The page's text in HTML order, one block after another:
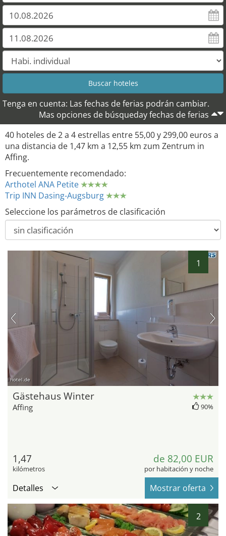
Tenga en cuenta: Las fechas de ferias podrán cambiar.
Mas opciones de búsqueday fechas de ferias
40 hoteles de 2 a 4 estrellas entre 55,00 y 299,00 euros a
una distancia de 1,47 km a 12,55 km zum Zentrum in
Affing.
Frecuentemente recomendado:
Arthotel ANA Petite
Trip INN Dasing-Augsburg
Seleccione los parámetros de clasificación
1
hotel.de
Gästehaus Winter
Affing 90%
1,47
kilómetros
de 82,00 EUR
por habitación y noche
Detalles Mostrar oferta
2